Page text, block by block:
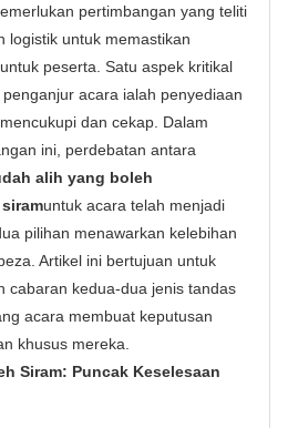
pertimbangan yang teliti
logistik untuk memastikan
peserta. Satu aspek kritikal
acara ialah penyediaan
dan cekap. Dalam
ini, perdebatan antara
alih yang boleh
untuk acara telah menjadi
pilihan menawarkan kelebihan
Artikel ini bertujuan untuk
cabaran kedua-dua jenis tandas
acara membuat keputusan
khusus mereka.
Siram: Puncak Keselesaan